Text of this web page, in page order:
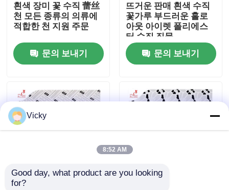
품질 관리
연락주세요
인용문을 요구하세요
Exhibition Information
수를 놓은 레이스 직물
수를 놓은 레이스 손질
흰색 장미 꽃 수직 蕾丝
천 모든 종류의 의류에
적합한 천 지원 주문
문의 보내기
뜨거운 판매 흰색 수직
꽃가루 부드러운 홀로
아웃 아이렛 폴리에스
터 수직 직물
문의 보내기
수분 용해 질 좋은 여성
Vicky
8:52 AM
Good day, what product are you looking
for?